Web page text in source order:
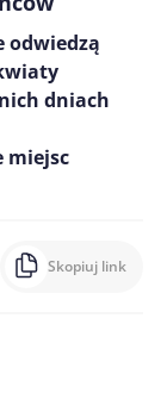
odwiedzą
dniach
miejsc
Skopiuj link